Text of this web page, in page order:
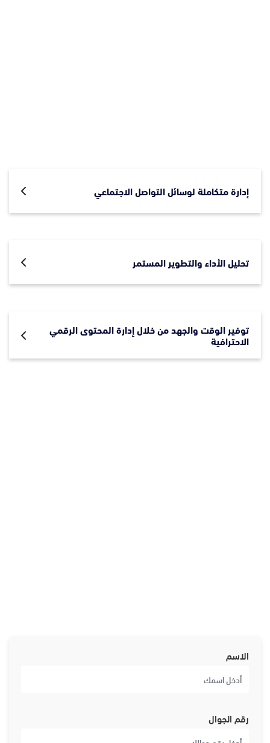
إدارة متكاملة لوسائل التواصل الاجتماعي
تحليل الأداء والتطوير المستمر
توفير الوقت والجهد من خلال إدارة المحتوى الرقمي
الاحترافية
الاسم
رقم الجوال